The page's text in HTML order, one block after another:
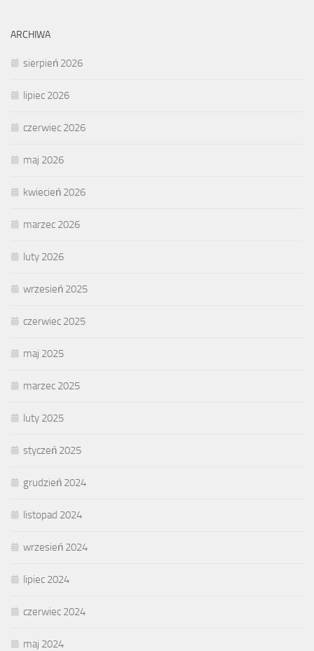
ARCHIWA
sierpień 2026
lipiec 2026
czerwiec 2026
maj 2026
kwiecień 2026
marzec 2026
luty 2026
wrzesień 2025
czerwiec 2025
maj 2025
marzec 2025
luty 2025
styczeń 2025
grudzień 2024
listopad 2024
wrzesień 2024
lipiec 2024
czerwiec 2024
maj 2024